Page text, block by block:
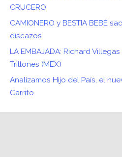
CRUCERO
CAMIONERO y BESTIA BEBÉ
discazos
LA EMBAJADA: Richard Villegas
Trillones (MEX)
Analizamos Hijo del País, el
Carrito